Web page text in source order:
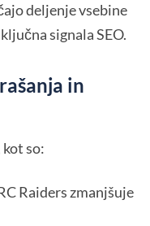
deljenje vsebine
signala SEO.
in
so:
Raiders zmanjšuje